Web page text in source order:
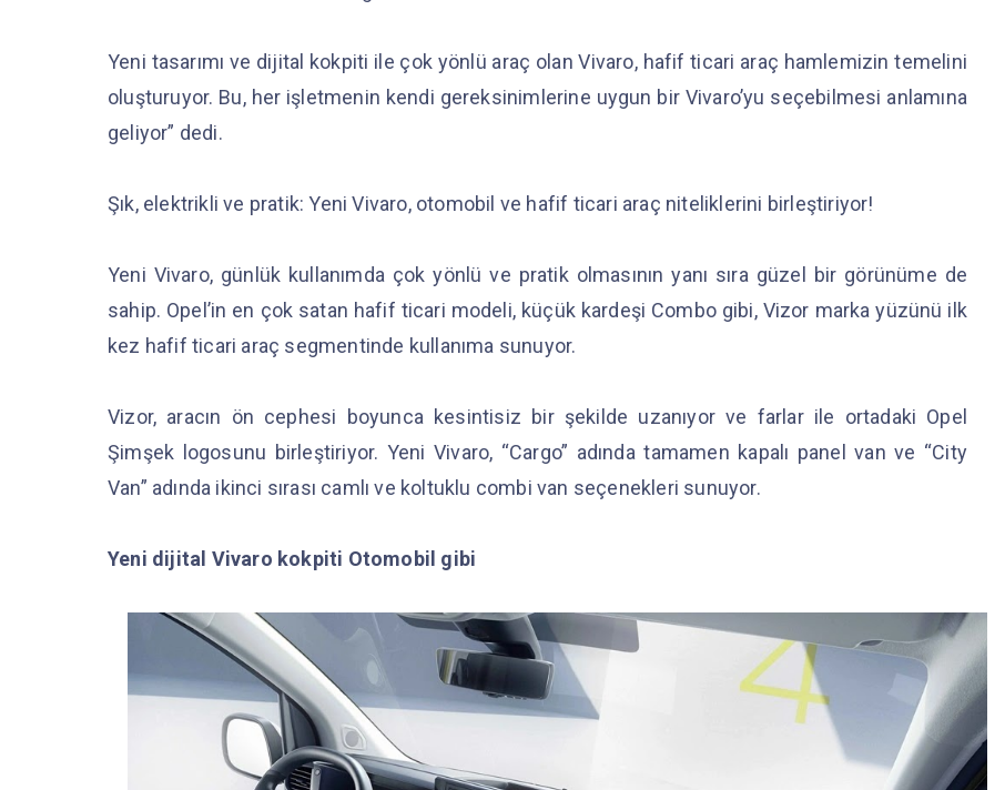
Yeni tasarımı ve dijital kokpiti ile çok yönlü araç olan Vivaro, hafif ticari araç hamlemizin temelini
oluşturuyor. Bu, her işletmenin kendi gereksinimlerine uygun bir Vivaro’yu seçebilmesi anlamına
geliyor” dedi.
Şık, elektrikli ve pratik: Yeni Vivaro, otomobil ve hafif ticari araç niteliklerini birleştiriyor!
Yeni Vivaro, günlük kullanımda çok yönlü ve pratik olmasının yanı sıra güzel bir görünüme de
sahip. Opel’in en çok satan hafif ticari modeli, küçük kardeşi Combo gibi, Vizor marka yüzünü ilk
kez hafif ticari araç segmentinde kullanıma sunuyor.
Vizor, aracın ön cephesi boyunca kesintisiz bir şekilde uzanıyor ve farlar ile ortadaki Opel
Şimşek logosunu birleştiriyor. Yeni Vivaro, “Cargo” adında tamamen kapalı panel van ve “City
Van” adında ikinci sırası camlı ve koltuklu combi van seçenekleri sunuyor.
Yeni dijital Vivaro kokpiti Otomobil gibi